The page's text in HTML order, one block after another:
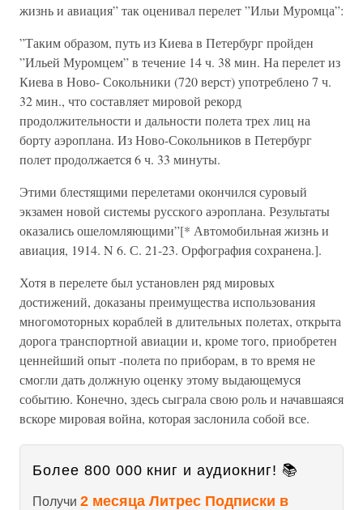
жизнь и авиация” так оценивал перелет ”Ильи Муромца”:
”Таким образом, путь из Киева в Петербург пройден
”Ильей Муромцем” в течение 14 ч. 38 мин. На перелет из
Киева в Ново- Сокольники (720 верст) употреблено 7 ч.
32 мин., что составляет мировой рекорд
продолжительности и дальности полета трех лиц на
борту аэроплана. Из Ново-Сокольников в Петербург
полет продолжается 6 ч. 33 минуты.
Этими блестящими перелетами окончился суровый
экзамен новой системы русского аэроплана. Результаты
оказались ошеломляющими”[* Автомобильная жизнь и
авиация, 1914. N 6. С. 21-23. Орфография сохранена.].
Хотя в перелете был установлен ряд мировых
достижений, доказаны преимущества использования
многомоторных кораблей в длительных полетах, открыта
дорога транспортной авиации и, кроме того, приобретен
ценнейший опыт -полета по приборам, в то время не
смогли дать должную оценку этому выдающемуся
событию. Конечно, здесь сыграла свою роль и начавшаяся
вскоре мировая война, которая заслонила собой все.
Более 800 000 книг и аудиокниг! 📚
Получи 2 месяца Литрес Подписки в